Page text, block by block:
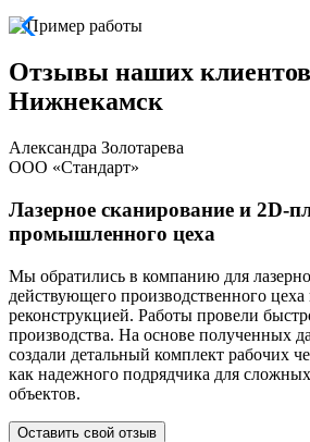
Отзывы наших клиентов
Нижнекамск
Александра Золотарева
ООО «Стандарт»
Лазерное сканирование и 2D-
промышленного цеха
Мы обратились в компанию для
действующего производственного цеха
реконструкцией. Работы провели
производства. На основе полученных
создали детальный комплект рабочих
как надежного подрядчика для
объектов.
Оставить свой отзыв